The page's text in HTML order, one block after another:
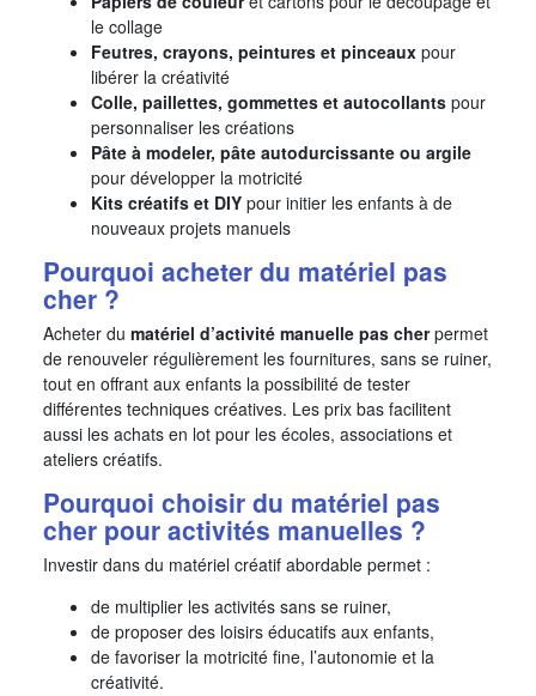
le collage
Feutres, crayons, peintures et pinceaux pour
libérer la créativité
Colle, paillettes, gommettes et autocollants pour
personnaliser les créations
Pâte à modeler, pâte autodurcissante ou argile
pour développer la motricité
Kits créatifs et DIY pour initier les enfants à de
nouveaux projets manuels
Pourquoi acheter du matériel pas
cher ?
Acheter du matériel d’activité manuelle pas cherpermet
de renouveler régulièrement les fournitures, sans se ruiner,
tout en offrant aux enfants la possibilité de tester
différentes techniques créatives. Les prix bas facilitent
aussi les achats en lot pour les écoles, associations et
ateliers créatifs.
Pourquoi choisir du matériel pas
cher pour activités manuelles ?
Investir dans du matériel créatif abordable permet :
de multiplier les activités sans se ruiner,
de proposer des loisirs éducatifs aux enfants,
de favoriser la motricité fine, l’autonomie et la
créativité.